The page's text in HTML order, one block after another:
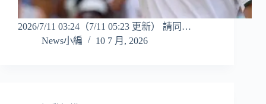
2026/7/11 03:24（7/11 05:23 更新） 請同…
News小編
10 7 月, 2026